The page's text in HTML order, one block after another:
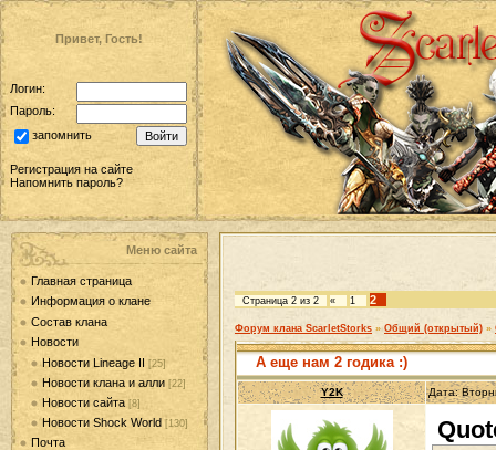
Привет, Гость!
Логин:
Пароль:
запомнить
Регистрация на сайте
Напомнить пароль?
Меню сайта
Главная страница
Информация о клане
Состав клана
Новости
Новости Lineage II [25]
Новости клана и алли [22]
Новости сайта [8]
Новости Shock World [130]
Почта
Страница 2 из 2 « 1 2
Форум клана ScarletStorks » Общий (открытый) »
А еще нам 2 годика :)
Y2K Дата: